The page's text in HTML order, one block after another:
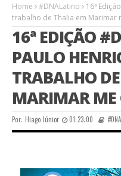
Home #DNALatino
16ª
trabalho de Thalia em Marimar
16ª EDIÇÃO
PAULO
TRABALHO
MARIMAR
Por: Hiago Júnior 01:23:00